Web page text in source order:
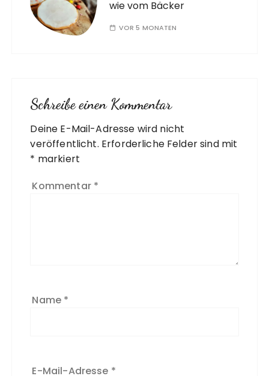
wie vom Bäcker
VOR 5 MONATEN
Schreibe einen Kommentar
Deine E-Mail-Adresse wird nicht
veröffentlicht. Erforderliche Felder sind mit
* markiert
Kommentar *
Name *
E-Mail-Adresse *
A
l
t
r